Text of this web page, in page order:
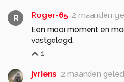
R Roger-65 2 maanden
Een mooi moment en
vastgelegd.
1
jvriens 2 maanden